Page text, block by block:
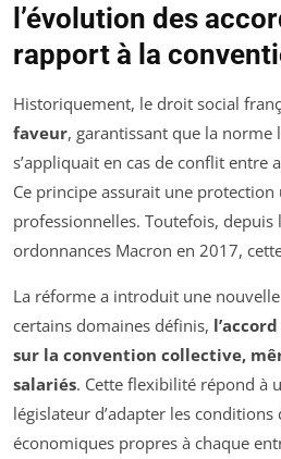
l’évolution des
rapport à la
Historiquement, le droit social
faveur, garantissant que la norme
s’appliquait en cas de conflit entre
Ce principe assurait une
professionnelles. Toutefois,
ordonnances Macron en 2017,
La réforme a introduit une
certains domaines définis,
sur la convention collective,
salariés. Cette flexibilité répond à
législateur d’adapter les
économiques propres à chaque